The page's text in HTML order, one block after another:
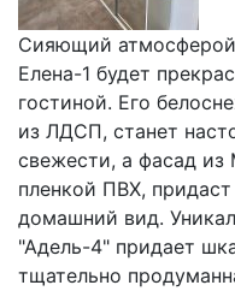
Сияющий атмосферой
Елена-1 будет
гостиной. Его
из ЛДСП, станет
свежести, а фасад
пленкой ПВХ,
домашний вид.
"Адель-4" придает
тщательно